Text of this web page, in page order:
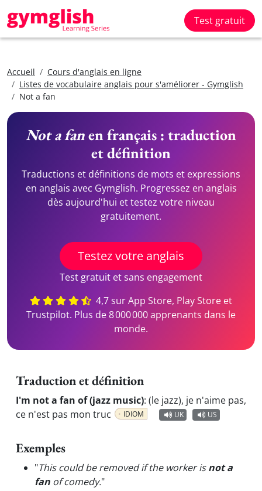
Test gratuit
Accueil
Cours d'anglais en ligne
Listes de vocabulaire anglais pour s'améliorer - Gymglish
Not a fan
Not a fanen français : traduction
et définition
Traductions et définitions de mots et expressions
en anglais avec Gymglish. Progressez en anglais
dès aujourd'hui et testez votre niveau
gratuitement.
Testez votre anglais
Test gratuit et sans engagement
4,7 sur App Store, Play Store et
Trustpilot. Plus de 8 000 000 apprenants dans le
monde.
Traduction et définition
I'm not a fan of (jazz music): (le jazz), je n'aime pas,
ce n'est pas mon truc
IDIOM UK US
Exemples
"This could be removed if the worker isnot a
fan of comedy."